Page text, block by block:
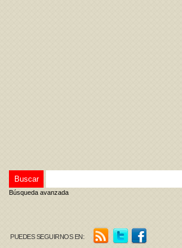
Búsqueda avanzada
PUEDES SEGUIRNOS EN: